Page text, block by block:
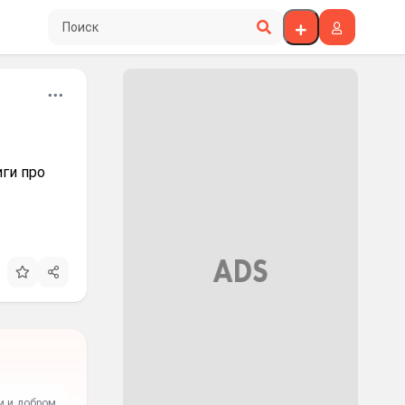
Поиск по сайту
про